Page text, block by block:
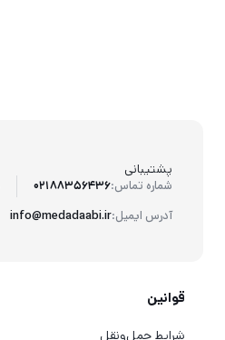
پشتیبانی
شماره تماس:02188356436
آدرس ایمیل:info@medadaabi.ir
قوانین
شرایط حمل‌ونقل